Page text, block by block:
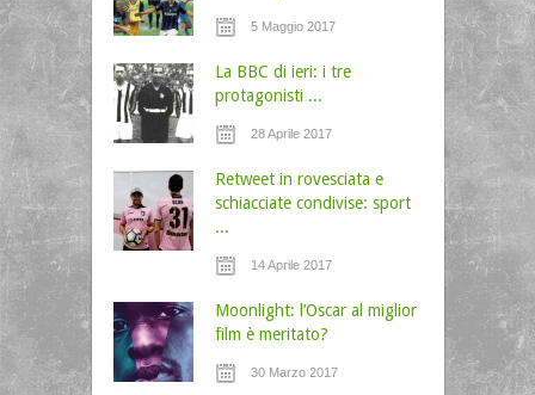
5 Maggio 2017
La BBC di ieri: i tre
protagonisti ...
28 Aprile 2017
Retweet in rovesciata e
schiacciate condivise: sport
...
14 Aprile 2017
Moonlight: l’Oscar al miglior
film è meritato?
30 Marzo 2017